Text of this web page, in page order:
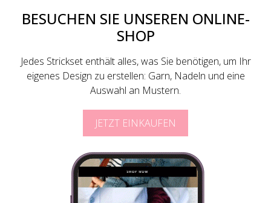
BESUCHEN SIE UNSEREN ONLINE-
SHOP
Jedes Strickset enthält alles, was Sie benötigen, um Ihr
eigenes Design zu erstellen: Garn, Nadeln und eine
Auswahl an Mustern.
JETZT EINKAUFEN